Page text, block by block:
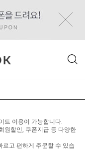
트 이용이 가능합니다.
원할인, 쿠폰지급 등 다양한
르고 편하게 주문할 수 있습